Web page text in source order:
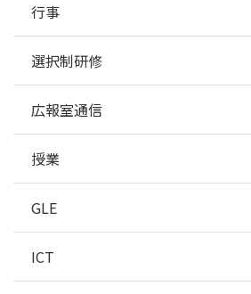
行事
選択制研修
広報室通信
授業
GLE
ICT